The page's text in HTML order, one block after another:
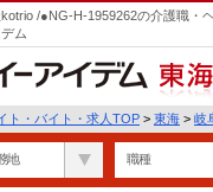
/●NG-H-1959262の介護職・
ム
東海
ト・バイト・求人TOP > 東海 > 岐
地 職種